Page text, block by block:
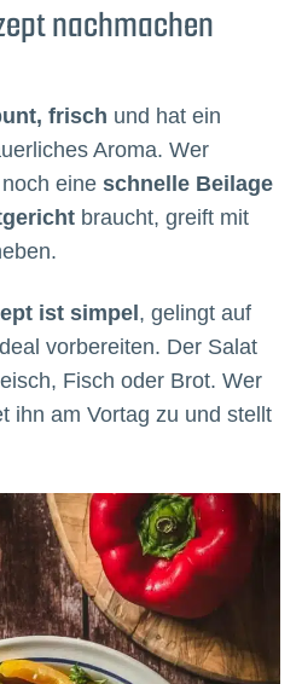
nachmachen
frisch und hat ein
Aroma. Wer
eine schnelle Beilage
braucht, greift mit
ist simpel , gelingt auf
vorbereiten. Der Salat
Fisch oder Brot. Wer
ihn am Vortag zu und stellt